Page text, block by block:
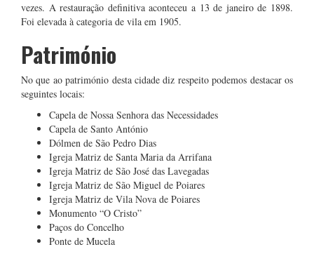
vezes. A restauração definitiva aconteceu a 13 de janeiro de 1898.
Foi elevada à categoria de vila em 1905.
Património
No que ao património desta cidade diz respeito podemos destacar os
seguintes locais:
Capela de Nossa Senhora das Necessidades
Capela de Santo António
Dólmen de São Pedro Dias
Igreja Matriz de Santa Maria da Arrifana
Igreja Matriz de São José das Lavegadas
Igreja Matriz de São Miguel de Poiares
Igreja Matriz de Vila Nova de Poiares
Monumento “O Cristo”
Paços do Concelho
Ponte de Mucela